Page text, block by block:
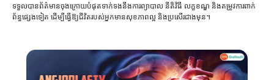
ទទួលបានព័ត៌មានចុងក្រោយបំផុតទាក់ទងនឹងការព្យាបាល នីតិវិធី លក្ខខណ្ឌ និងតម្រូវការពាក់
ព័ន្ធផ្សេងទៀត ដើម្បីធ្វើឱ្យជីវិតរបស់អ្នកមានសុខភាពល្អ និងប្រសើរជាងមុន។